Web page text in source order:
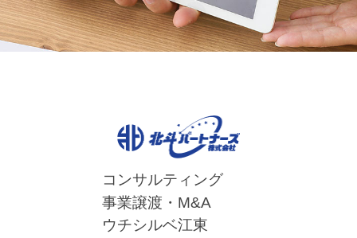
コンサルティング
事業譲渡・M&A
ウチシルベ江東